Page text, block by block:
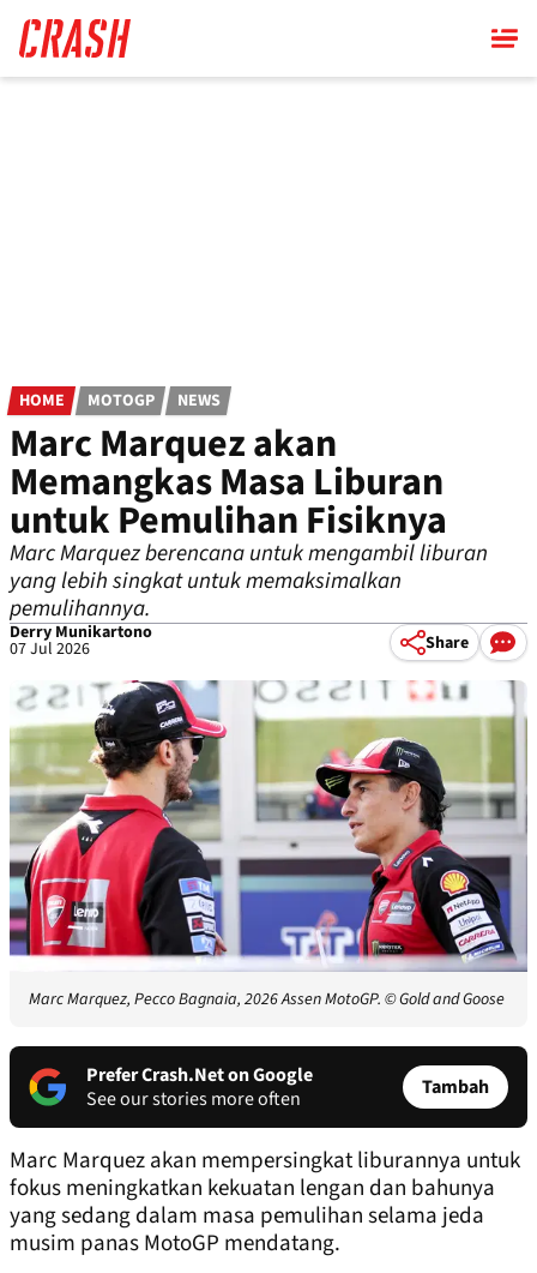
main
content
HOME MOTOGP NEWS
Marc Marquez akan
Memangkas Masa Liburan
untuk Pemulihan Fisiknya
Marc Marquez berencana untuk mengambil liburan
yang lebih singkat untuk memaksimalkan
pemulihannya.
Derry Munikartono
07 Jul 2026 Share
Marc Marquez, Pecco Bagnaia, 2026 Assen MotoGP. © Gold and Goose
Prefer Crash.Net on Google
See our stories more often
Tambah
Marc Marquez akan mempersingkat liburannya untuk
fokus meningkatkan kekuatan lengan dan bahunya
yang sedang dalam masa pemulihan selama jeda
musim panas MotoGP mendatang.